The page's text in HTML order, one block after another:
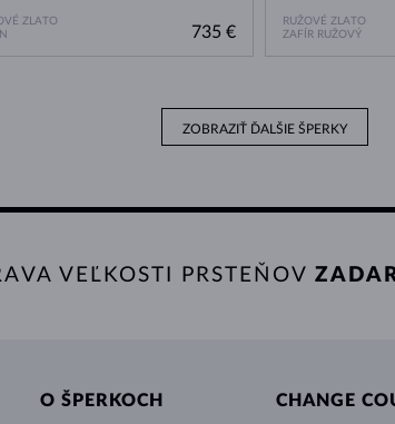
ZLATO
735 €
RUŽOVÉ ZLATO
ZAFÍR RUŽOVÝ
ZOBRAZIŤ ĎALŠIE ŠPERKY
VEĽKOSTI PRSTEŇOV
O ŠPERKOCH CHANGE